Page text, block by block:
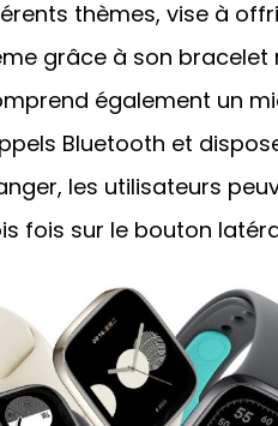
thèmes, vise à
grâce à son bracelet
également un
Bluetooth et
les utilisateurs
fois sur le bouton